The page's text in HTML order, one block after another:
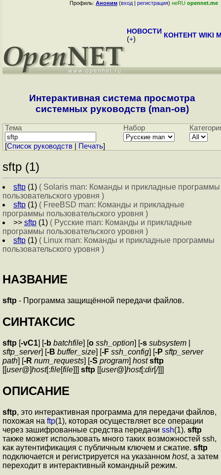
Профиль: Аноним (вход | регистрация) неRU opennet.me
НОВОСТИ
(+) КОНТЕНТ WIKI
Интерактивная система просмотра
системных руководств (man-ов)
Тема Набор
[Cписок руководств Печать]
sftp (1)
sftp (1) ( Solaris man: Команды и прикладные программы
пользовательского уровня )
sftp (1) ( FreeBSD man: Команды и прикладные
программы пользовательского уровня )
>> sftp (1) ( Русские man: Команды и прикладные
программы пользовательского уровня )
sftp (1) ( Linux man: Команды и прикладные программы
пользовательского уровня )
НАЗВАНИЕ
sftp - Программа защищённой передачи файлов.
СИНТАКСИС
sftp [-vC1] [-b batchfile] [o ssh_option] [-s subsystem
sftp_server] [-B buffer_size] [-F ssh_config] [-P sftp_server
path] [-R num_requests] [-S program] host sftp
[[user@]host[:file[file]]] sftp [[user@]host[:dir[/]]]
ОПИСАНИЕ
sftp, это интерактивная программа для передачи файлов,
похожая на ftp(1), которая осуществляет все операции
через зашифрованные средства передачи ssh(1). sftp
также может использовать много таких возможностей ssh,
как аутентификация с публичным ключем и сжатие. sftp
подключается и регистрируется на указанном host, а затем
переходит в интерактивный командный режим.